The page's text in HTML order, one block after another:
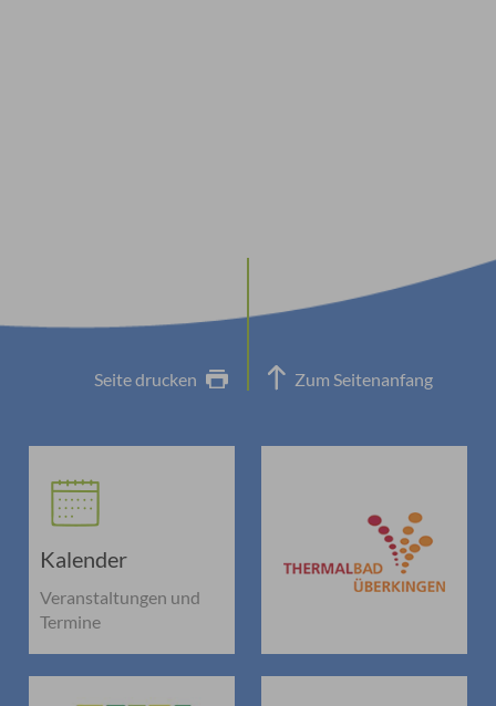
Seite drucken Zum Seitenanfang
Kalender
Veranstaltungen und
Termine